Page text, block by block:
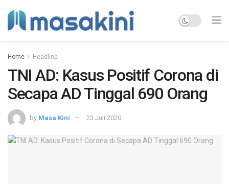
Home Headline
TNI AD: Kasus Positif Corona di
Secapa AD Tinggal 690 Orang
by Masa Kini 23 Juli 2020